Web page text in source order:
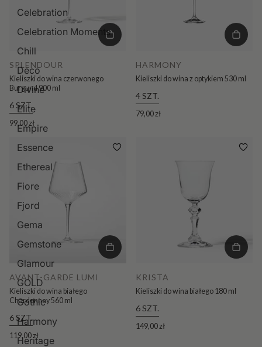
Celebration
Celebration Moments
Chill
Deco
Divine
Elite
Empire
Essence
Ethereal
Fiore
Fjord
Gema
Gemstone
Glamour
GOLD
Gothic
Harmony
Heritage
SPLENDOUR
Kieliszki do wina czerwonego
Burgund 900 ml
6 SZT.
99,00 zł
HARMONY
Kieliszki do wina z optykiem 530 ml
4 SZT.
79,00 zł
AVANT-GARDE LUMI
Kieliszki do wina białego
Chardonnay 560 ml
6 SZT.
119,00 zł
KRISTA
Kieliszki do wina białego 180 ml
6 SZT.
149,00 zł